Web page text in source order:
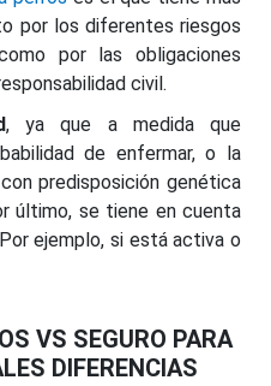
por los diferentes riesgos
por las obligaciones
civil.
, ya que a medida que
de enfermar, o la
predisposición genética
último, se tiene en cuenta
ejemplo, si está activa o
VS SEGURO PARA
DIFERENCIAS